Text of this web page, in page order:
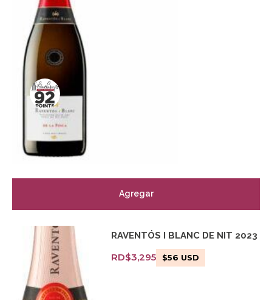
Agregar
RAVENTÓS I BLANC DE NIT 2023
RD$3,295 $56 USD